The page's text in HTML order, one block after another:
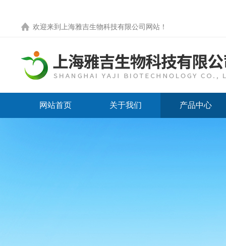
欢迎来到 上海雅吉生物科技有限公司网站 ！
网站首页 关于我们 产品中心